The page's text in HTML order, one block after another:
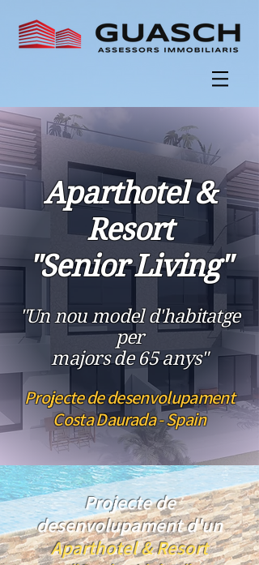
Aparthotel &
Resort
"Senior Living"
"Un nou model d'habitatge
per
majors de 65 anys"
Projecte de desenvolupament
Costa Daurada - Spain
Projecte de
desenvolupament d'un
Aparthotel & Resort